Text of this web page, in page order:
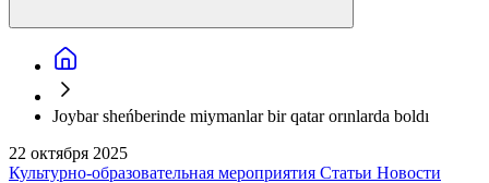
Joybar sheńberinde miymanlar bir qatar orınlarda boldı
22 октября 2025
Культурно-образовательная мероприятия Статьи Новости